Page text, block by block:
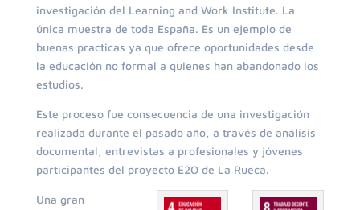
investigación del Learning and Work Institute. La
única muestra de toda España. Es un ejemplo de
buenas practicas ya que ofrece oportunidades desde
la educación no formal a quienes han abandonado los
estudios.
Este proceso fue consecuencia de una investigación
realizada durante el pasado año, a través de análisis
documental, entrevistas a profesionales y jóvenes
participantes del proyecto E2O de La Rueca.
Una gran